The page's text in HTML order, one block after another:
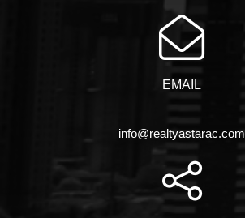
EMAIL
info@realtyastarac.com